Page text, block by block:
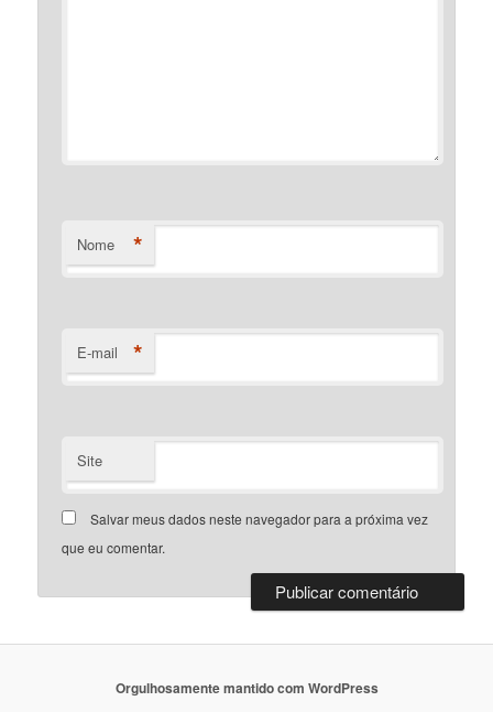
Nome *
E-mail *
Site
Salvar meus dados neste navegador para a próxima vez
que eu comentar.
Orgulhosamente mantido com WordPress